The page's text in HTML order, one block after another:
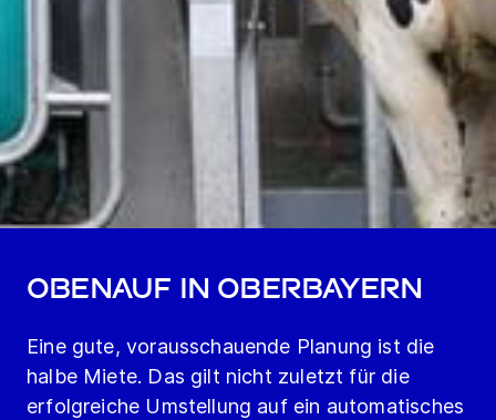
Obenauf in Oberbayern
Eine gute, vorausschauende Planung ist die
halbe Miete. Das gilt nicht zuletzt für die
erfolgreiche Umstellung auf ein automatisches